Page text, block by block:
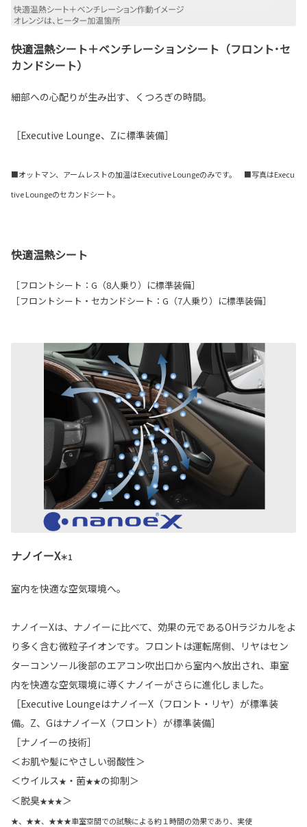
快適温熱シート＋ベンチレーションシート（フロント･セ
カンドシート）
細部への心配りが生み出す、くつろぎの時間。
［Executive Lounge、Zに標準装備］
■オットマン、アームレストの加温はExecutive Loungeのみです。 ■写真はExecu
tive Loungeのセカンドシート。
快適温熱シート
［フロントシート：G（8人乗り）に標準装備］
［フロントシート・セカンドシート：G（7人乗り）に標準装備］
ナノイーX＊1
室内を快適な空気環境へ。
ナノイーXは、ナノイーに比べて、効果の元であるOHラジカルをよ
り多く含む微粒子イオンです。フロントは運転席側、リヤはセン
ターコンソール後部のエアコン吹出口から室内へ放出され、車室
内を快適な空気環境に導くナノイーがさらに進化しました。
［Executive LoungeはナノイーX（フロント・リヤ）が標準装
備。Z、GはナノイーX（フロント）が標準装備］
［ナノイーの技術］
＜お肌や髪にやさしい弱酸性＞
＜ウイルス★ ・菌★★の抑制＞
＜脱臭★★★＞
★、★★、★★★車室空間での試験による約１時間の効果であり、実使